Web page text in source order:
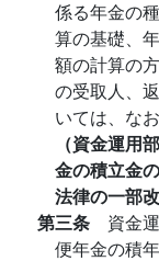
係る年金の
算の基礎、
額の計算の
の受取人、
いては、な
（資金運用
金の積立金
法律の一部改
第三条 資金
便年金の積